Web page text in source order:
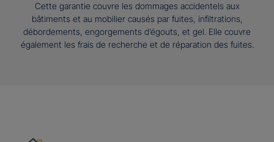
Cette garantie couvre les dommages accidentels aux
bâtiments et au mobilier causés par fuites, infiltrations,
débordements, engorgements d’égouts, et gel. Elle couvre
également les frais de recherche et de réparation des fuites.